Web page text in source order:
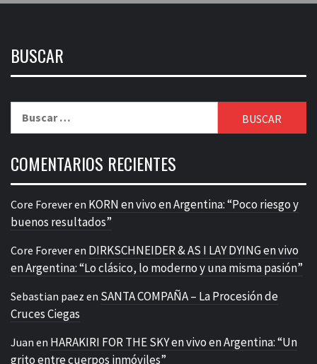
BUSCAR
COMENTARIOS RECIENTES
Core Foreveren KORN en vivo en Argentina: “Poco riesgo y
buenos resultados”
Core Foreveren DIRKSCHNEIDER & AS I LAY DYING en vivo
en Argentina: “Lo clásico, lo moderno y una misma pasión”
Sebastian paez en SANTA COMPAÑA – La Procesión de
Cruces Ciegas
Juan en HARAKIRI FOR THE SKY en vivo en Argentina: “Un
grito entre cuerpos inmóviles”